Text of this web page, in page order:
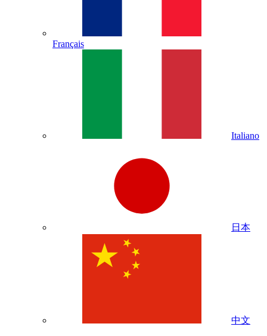
Français
Italiano
日本
中文